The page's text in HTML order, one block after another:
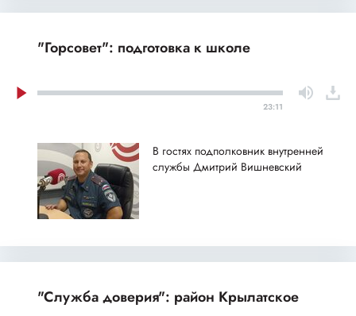
"Горсовет": подготовка к школе
23:11
В гостях подполковник внутренней
службы Дмитрий Вишневский
"Служба доверия": район Крылатское